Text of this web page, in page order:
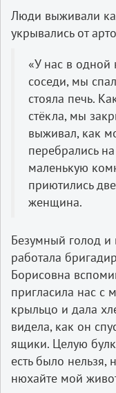
Люди выживали
укрывались от
«У нас в
соседи, мы
стояла печь.
стёкла, мы
выживал, как
перебрались
маленькую
приютились
женщина.
Безумный голод и
работала
Борисовна
пригласила нас с
крыльцо и дала
видела, как он
ящики. Целую
есть было нельзя,
нюхайте мой